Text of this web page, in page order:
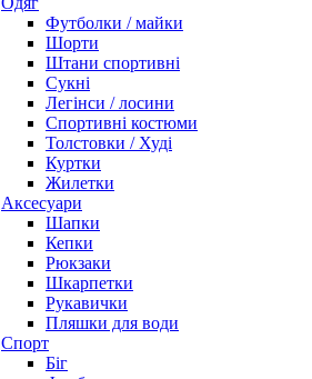
Футболки / майки
Шорти
Штани спортивні
Сукні
Легінси / лосини
Спортивні костюми
Толстовки / Худі
Куртки
Жилетки
Аксесуари
Шапки
Кепки
Рюкзаки
Шкарпетки
Рукавички
Пляшки для води
Спорт
Біг